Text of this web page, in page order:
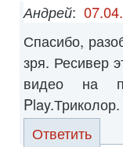
Андрей:
Спасибо,
зря. Ресивер
видео на
Ответить